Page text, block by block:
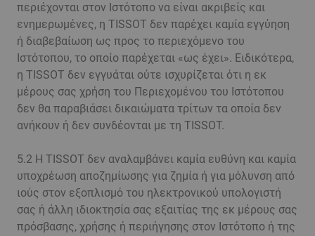
περιέχονται στον Ιστότοπο να είναι ακριβείς και
ενημερωμένες, η TISSOT δεν παρέχει καμία εγγύηση
ή διαβεβαίωση ως προς το περιεχόμενο του
Ιστότοπου, το οποίο παρέχεται «ως έχει». Ειδικότερα,
η TISSOT δεν εγγυάται ούτε ισχυρίζεται ότι η εκ
μέρους σας χρήση του Περιεχομένου του Ιστότοπου
δεν θα παραβιάσει δικαιώματα τρίτων τα οποία δεν
ανήκουν ή δεν συνδέονται με τη TISSOT.
5.2 Η TISSOT δεν αναλαμβάνει καμία ευθύνη και καμία
υποχρέωση αποζημίωσης για ζημία ή για μόλυνση από
ιούς στον εξοπλισμό του ηλεκτρονικού υπολογιστή
σας ή άλλη ιδιοκτησία σας εξαιτίας της εκ μέρους σας
πρόσβασης, χρήσης ή περιήγησης στον Ιστότοπο ή της